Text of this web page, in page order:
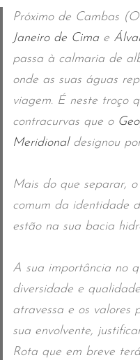
Próximo de Cambas
Janeiro de Cima e
passa à calmaria de
onde as suas águas
viagem. É neste troço
contracurvas que o
Meridionaldesignou
Mais do que separar,
comum da identidade
estão na sua bacia
A sua importância no
diversidade e
atravessa e os valores
sua envolvente,
Rota que em breve